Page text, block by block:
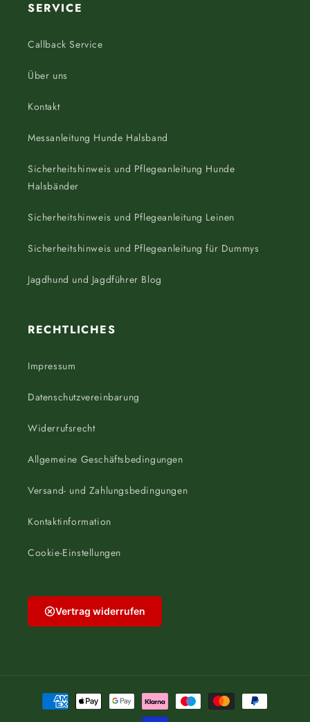
SERVICE
Callback Service
Über uns
Kontakt
Messanleitung Hunde Halsband
Sicherheitshinweis und Pflegeanleitung Hunde
Halsbänder
Sicherheitshinweis und Pflegeanleitung Leinen
Sicherheitshinweis und Pflegeanleitung für Dummys
Jagdhund und Jagdführer Blog
RECHTLICHES
Impressum
Datenschutzvereinbarung
Widerrufsrecht
Allgemeine Geschäftsbedingungen
Versand- und Zahlungsbedingungen
Kontaktinformation
Cookie-Einstellungen
Vertrag widerrufen
Zahlungsmethoden